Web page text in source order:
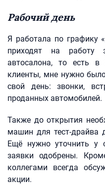
Рабочий день
Я работала по графику
приходят на работу
автосалона, то есть
клиенты, мне нужно
свой день: звонки,
проданных автомобилей.
Также до открытия
машин для тест-драйва
Ещё нужно уточнить у
заявки одобрены.
коллегами всегда
акции.